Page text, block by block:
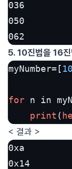
036
050
062
5. 10진법을 16진
myNumber=[ 10
for n in
print (
< 결과 >
0xa
0x14